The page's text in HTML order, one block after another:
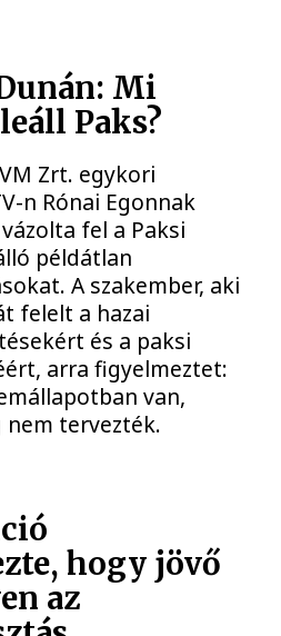
Mi
Paks?
Zrt. egykori
n Rónai Egonnak
fel a Paksi
példátlan
A szakember, aki
felelt a hazai
és a paksi
arra figyelmeztet:
van,
tervezték.
hogy jövő
az